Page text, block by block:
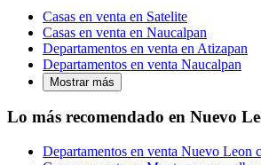
Casas en venta en Satelite
Casas en venta en Naucalpan
Departamentos en venta en Atizapan
Departamentos en venta Naucalpan
Mostrar más
Lo más recomendado en Nuevo
Departamentos en venta Nuevo Leon